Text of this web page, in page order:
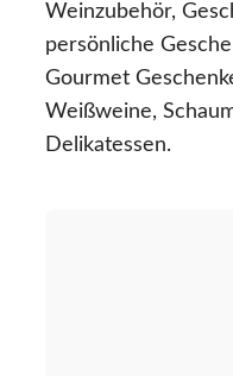
Weinzubehör,
persönliche
Gourmet
Weißweine,
Delikatessen.